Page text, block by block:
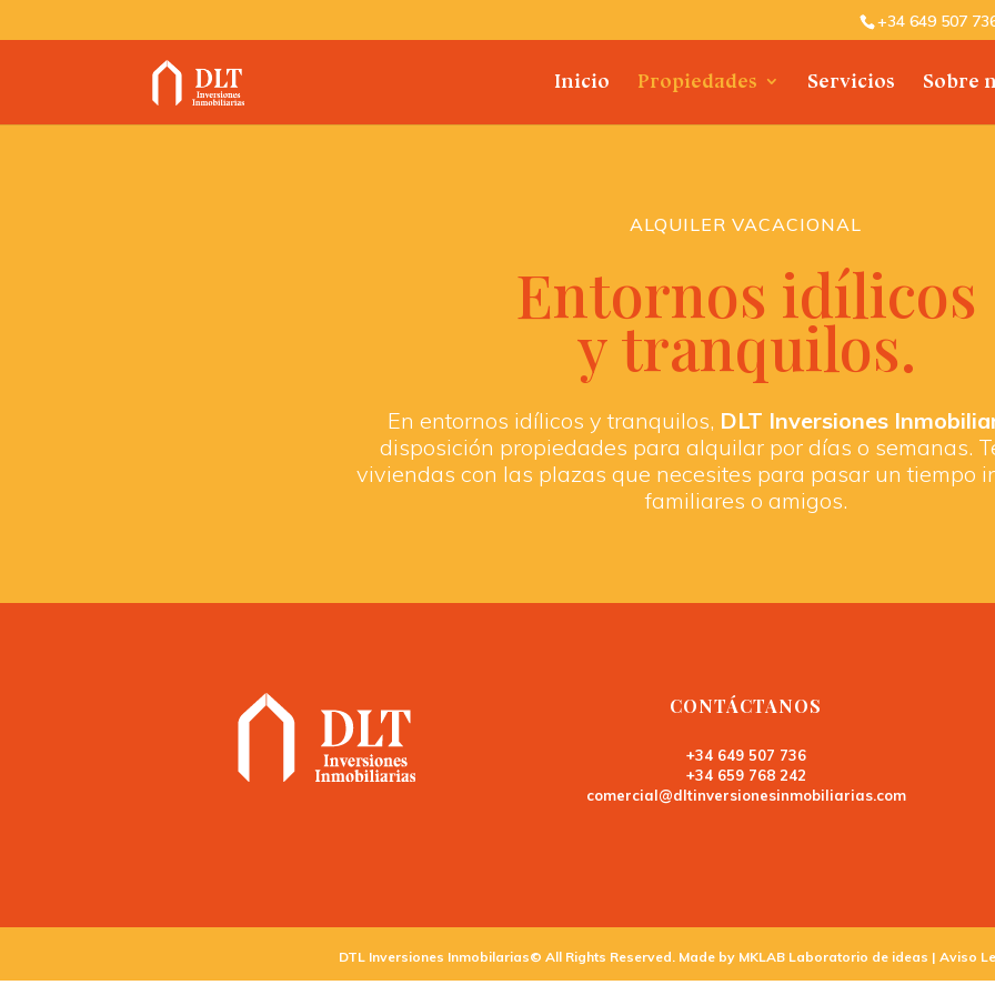
+34 649 507
Inicio Propiedades Servicios Sobre
ALQUILER VACACIONAL
Entornos idílicos
y tranquilos.
En entornos idílicos y tranquilos, DLT Inversiones
disposición propiedades para alquilar por días o semanas.
viviendas con las plazas que necesites para pasar un tiempo
familiares o amigos.
CONTÁCTANOS
+34 649 507 736
+34 659 768 242
comercial@dltinversionesinmobiliarias.com
DTL Inversiones Inmobilarias© All Rights Reserved. Made by MKLAB Laboratorio de ideas | Aviso